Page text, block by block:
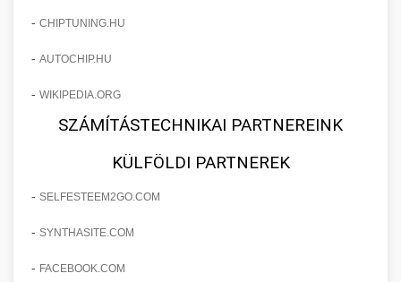
- CHIPTUNING.HU
- AUTOCHIP.HU
- WIKIPEDIA.ORG
SZÁMÍTÁSTECHNIKAI PARTNEREINK
KÜLFÖLDI PARTNEREK
- SELFESTEEM2GO.COM
- SYNTHASITE.COM
- FACEBOOK.COM